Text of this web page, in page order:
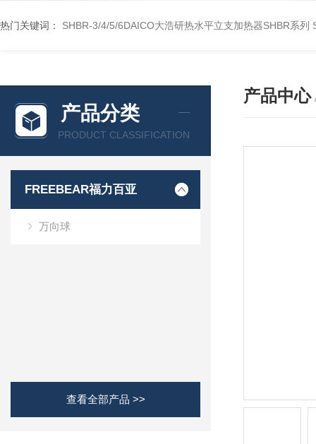
热门关键词： SHBR-3/4/5/6DAICO大浩研热水平立支加热器SHBR系列
产品分类
PRODUCT CLASSIFICATION
FREEBEAR福力百亚
万向球
查看全部产品 >>
产品中心